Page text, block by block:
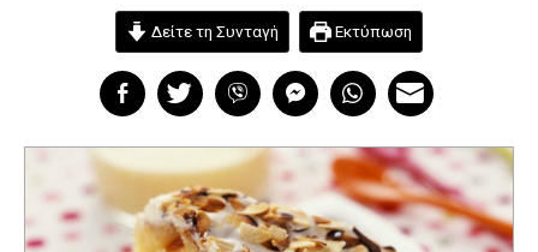
Δείτε τη Συνταγή Εκτύπωση